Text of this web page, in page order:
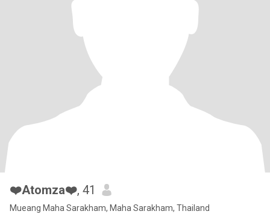
❤️Atomza❤️, 41
Mueang Maha Sarakham, Maha Sarakham, Thailand